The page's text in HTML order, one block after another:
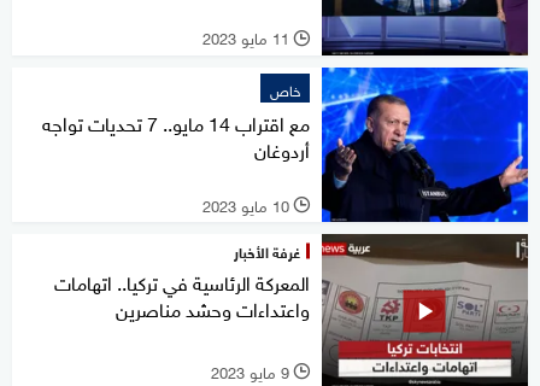
l 11 مايو 2023
خاص
مع اقتراب 14 مايو.. 7 تحديات تواجه
أردوغان
l 10 مايو 2023
غرفة الأخبار
المعركة الرئاسية في تركيا.. اتهامات
واعتداءات وحشد مناصرين
l 9 مايو 2023